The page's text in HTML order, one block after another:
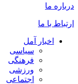
درباره ما
ارتباط با ما
اخبار آمل
سیاسی
فرهنگی
ورزشی
اجتماعی